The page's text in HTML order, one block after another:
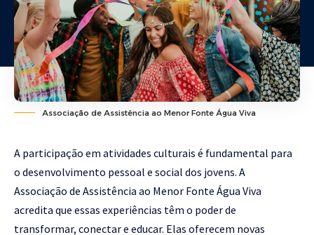
Associação de Assistência ao Menor Fonte Água Viva
A participação em atividades culturais é fundamental para
o desenvolvimento pessoal e social dos jovens. A
Associação de Assistência ao Menor Fonte Água Viva
acredita que essas experiências têm o poder de
transformar, conectar e educar. Elas oferecem novas